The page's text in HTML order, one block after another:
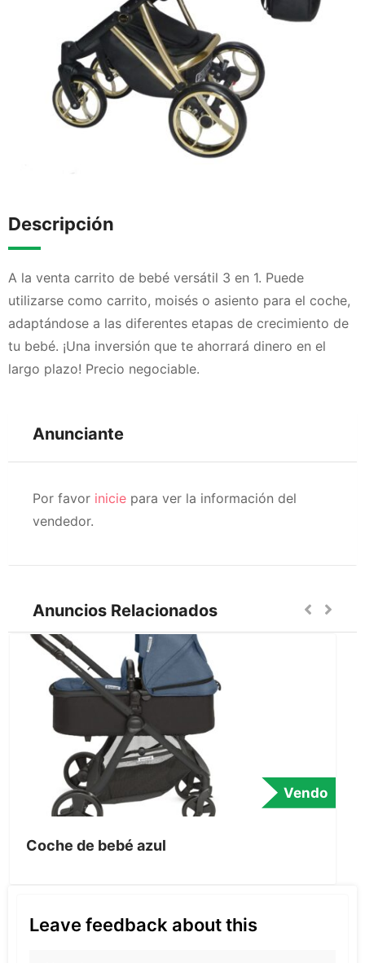
Descripción
A la venta carrito de bebé versátil 3 en 1. Puede
utilizarse como carrito, moisés o asiento para el coche,
adaptándose a las diferentes etapas de crecimiento de
tu bebé. ¡Una inversión que te ahorrará dinero en el
largo plazo! Precio negociable.
Anunciante
Por favor inicie para ver la información del
vendedor.
Anuncios Relacionados
Vendo
Coche de bebé azul
Leave feedback about this